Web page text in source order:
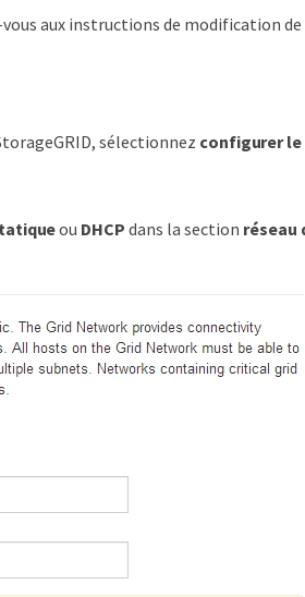
aux instructions de modification
sélectionnez configurer le
ou DHCP dans la section réseau